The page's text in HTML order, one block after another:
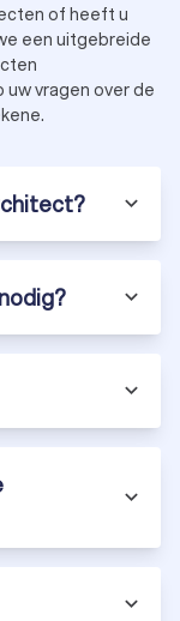
of heeft u
een uitgebreide
vragen over de